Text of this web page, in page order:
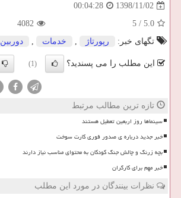
1398/11/02
00:04:28
5.0
/
5
4082
تگهای خبر:
رپورتاژ , خدمات , دوربین
این مطلب را می پسندید؟ (1)
تازه ترین مطالب مرتبط
سینماها روز اربعین تعطیل هستند
خبر جدید درباره ی صدور فوری کارت سوخت
بچه زرنگ و چالش جنگ کودکان به محتوای مناسب نیاز دارند
خبر مهم برای کارگران
نظرات بینندگان در مورد این مطلب